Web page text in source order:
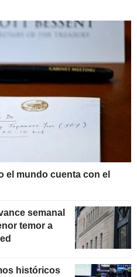
el mundo cuenta con el
semanal
temor a
históricos